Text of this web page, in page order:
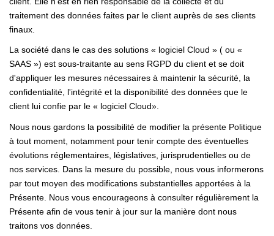
traitement des données faites par le client auprès de ses clients
finaux.
La société dans le cas des solutions « logiciel Cloud » ( ou «
SAAS ») est sous-traitante au sens RGPD du client et se doit
d'appliquer les mesures nécessaires à maintenir la sécurité, la
confidentialité, l'intégrité et la disponibilité des données que le
client lui confie par le « logiciel Cloud».
Nous nous gardons la possibilité de modifier la présente Politique
à tout moment, notamment pour tenir compte des éventuelles
évolutions réglementaires, législatives, jurisprudentielles ou de
nos services. Dans la mesure du possible, nous vous informerons
par tout moyen des modifications substantielles apportées à la
Présente. Nous vous encourageons à consulter régulièrement la
Présente afin de vous tenir à jour sur la manière dont nous
traitons vos données.